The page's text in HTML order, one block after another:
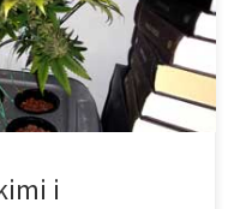
utwardzone kwiaty
[…]
i